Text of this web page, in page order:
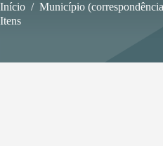
Início / Município
Itens